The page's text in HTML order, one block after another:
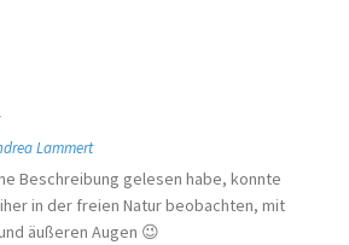
Lammert
Beschreibung gelesen habe, konnte
in der freien Natur beobachten, mit
äußeren Augen 😉